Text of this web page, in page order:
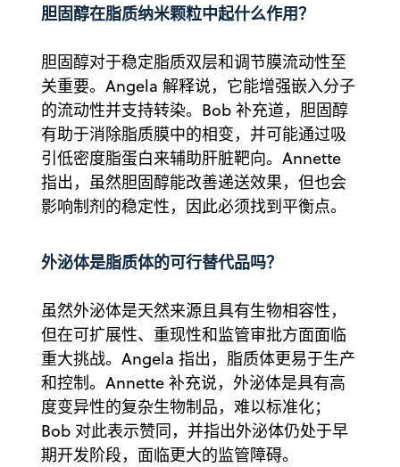
胆固醇在脂质纳米颗粒中起什么作用？
胆固醇对于稳定脂质双层和调节膜流动性至
关重要。Angela 解释说，它能增强嵌入分子
的流动性并支持转染。Bob 补充道，胆固醇
有助于消除脂质膜中的相变，并可能通过吸
引低密度脂蛋白来辅助肝脏靶向。Annette
指出，虽然胆固醇能改善递送效果，但也会
影响制剂的稳定性，因此必须找到平衡点。
外泌体是脂质体的可行替代品吗？
虽然外泌体是天然来源且具有生物相容性，
但在可扩展性、重现性和监管审批方面面临
重大挑战。Angela 指出，脂质体更易于生产
和控制。Annette 补充说，外泌体是具有高
度变异性的复杂生物制品，难以标准化；
Bob 对此表示赞同，并指出外泌体仍处于早
期开发阶段，面临更大的监管障碍。